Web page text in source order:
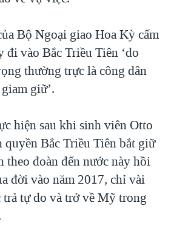
Bộ Ngoại giao Hoa Kỳ cấm
đi vào Bắc Triều Tiên ‘do
thường trực là công dân
giữ’.
hiện sau khi sinh viên Otto
Bắc Triều Tiên bắt giữ
đoàn đến nước này hồi
đời vào năm 2017, chỉ vài
tự do và trở về Mỹ trong